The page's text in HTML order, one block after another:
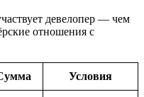
девелопер — чем
отношения с
Условия